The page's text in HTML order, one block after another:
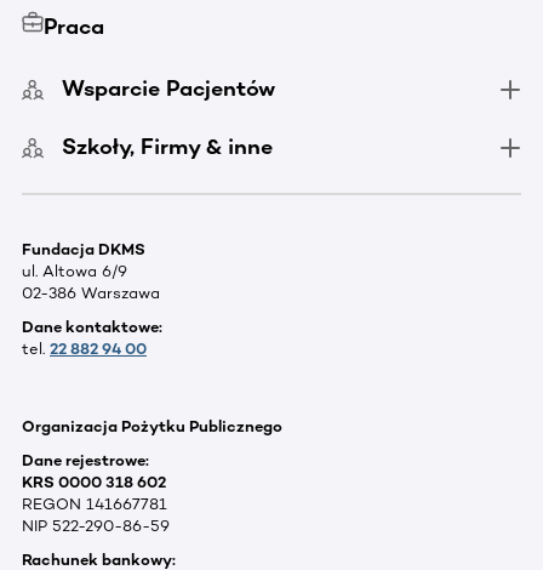
Praca
Wsparcie Pacjentów
Szkoły, Firmy & inne
Fundacja DKMS
ul. Altowa 6/9
02-386 Warszawa
Dane kontaktowe:
tel. 22 882 94 00
Organizacja Pożytku Publicznego
Dane rejestrowe:
KRS 0000 318 602
REGON 141667781
NIP 522-290-86-59
Rachunek bankowy: